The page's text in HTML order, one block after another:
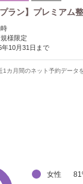
プラン】プレミア
規様限定
年10月31日まで
カ月間のネット予約データ
女性 81